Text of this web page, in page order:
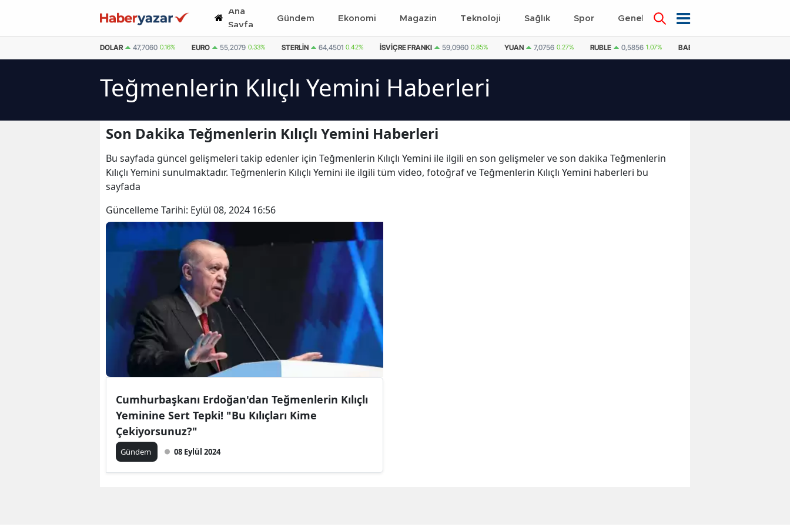
Ana
Sayfa
Gündem Ekonomi Magazin Teknoloji Sağlık Spor Genel Dünya
DOLAR 47,7060 0.16% EURO 55,2079 0.33% STERLIN 64,4501 0.42% İSVIÇRE FRANKI 59,0960 0.85% YUAN 7,0756 0.27% RUBLE 0,5856 1.07% BAE DIRHEMI
Teğmenlerin Kılıçlı Yemini Haberleri
Son Dakika Teğmenlerin Kılıçlı Yemini Haberleri
Bu sayfada güncel gelişmeleri takip edenler için Teğmenlerin Kılıçlı Yemini ile ilgili en son gelişmeler ve son dakika Teğmenlerin
Kılıçlı Yemini sunulmaktadır. Teğmenlerin Kılıçlı Yemini ile ilgili tüm video, fotoğraf ve Teğmenlerin Kılıçlı Yemini haberleri bu
sayfada
Güncelleme Tarihi: Eylül 08, 2024 16:56
Cumhurbaşkanı Erdoğan'dan Teğmenlerin Kılıçlı
Yeminine Sert Tepki! "Bu Kılıçları Kime
Çekiyorsunuz?"
Gündem 08 Eylül 2024